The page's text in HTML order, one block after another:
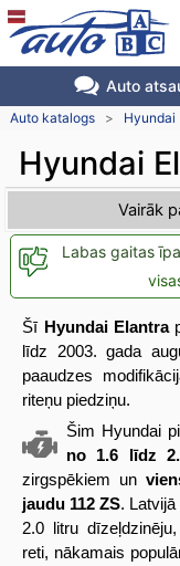
Auto
Auto katalogs > Hyundai
Hyundai
Vairāk
Labas gaitas
Šī Hyundai Elantra
līdz 2003. gada
paaudzes
riteņu piedziņu.
Šim Hyundai
no 1.6 līdz
zirgspēkiem un
jaudu 112 ZS.
2.0 litru
reti, nākamais